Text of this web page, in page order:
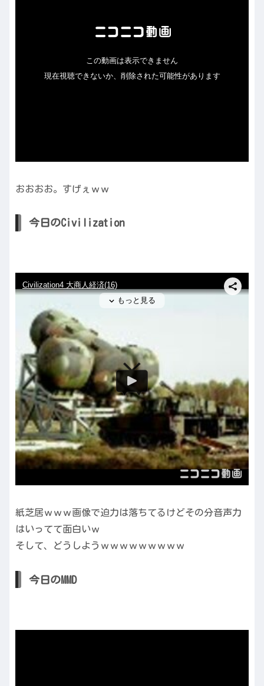
おおおお。すげぇｗｗ
今日のCivilization
紙芝居ｗｗｗ画像で迫力は落ちてるけどその分音声力
はいってて面白いｗ
そして、どうしようｗｗｗｗｗｗｗｗｗ
今日のMMD